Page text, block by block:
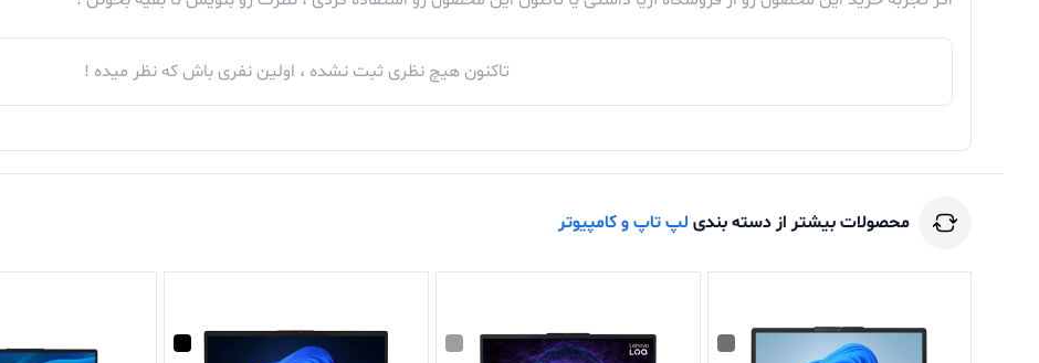
تاکنون هیچ نظری ثبت نشده ، اولین نفری باش که نظر میده !
محصولات بیشتر از دسته بندی لپ تاپ و کامپیوتر